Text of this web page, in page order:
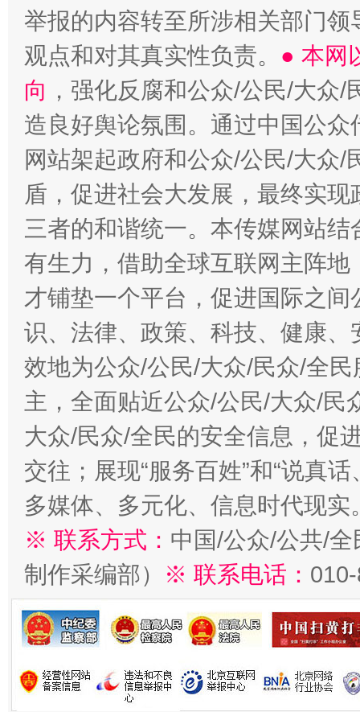
举报的内容转至所涉相关部门
观点和对其真实性负责。 ● 本网
向 ，强化反腐和公众/公民/大众
造良好舆论氛围。通过中国公
网站架起政府和公众/公民/大众
盾，促进社会大发展，最终实
三者的和谐统一。本传媒网站
有生力，借助全球互联网主阵
才铺垫一个平台，促进国际之
识、法律、政策、科技、健康
效地为公众/公民/大众/民众/全
主，全面贴近公众/公民/大众/民
大众/民众/全民的安全信息，促
交往；展现“服务百姓”和“说真
多媒体、多元化、信息时代现实
※ 联系方式： 中国/公众/公共/
制作采编部）
※ 联系电话：